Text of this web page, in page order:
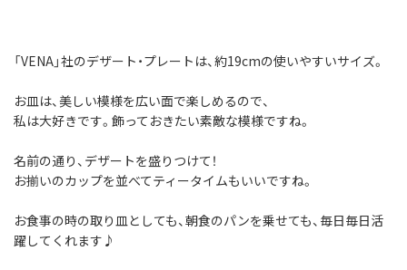
「VENA」社のデザート・プレートは、約19cmの使いやすいサイズ。
お皿は、美しい模様を広い面で楽しめるので、
私は大好きです。飾っておきたい素敵な模様ですね。
名前の通り、デザートを盛りつけて！
お揃いのカップを並べてティータイムもいいですね。
お食事の時の取り皿としても、朝食のパンを乗せても、毎日毎日活
躍してくれます♪